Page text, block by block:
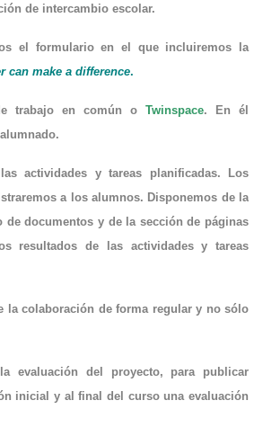
de intercambio escolar.
el formulario en el que incluiremos la
can make a difference.
trabajo en común o Twinspace. En él
actividades y tareas planificadas. Los
a los alumnos. Disponemos de la
documentos y de la sección de páginas
resultados de las actividades y tareas
la colaboración de forma regular y no sólo
evaluación del proyecto, para publicar
inicial y al final del curso una evaluación